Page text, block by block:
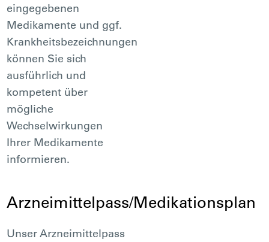
eingegebenen
Medikamente und ggf.
Krankheitsbezeichnungen
können Sie sich
ausführlich und
kompetent über
mögliche
Wechselwirkungen
Ihrer Medikamente
informieren.
Arzneimittelpass/Medikationsplan
Unser Arzneimittelpass